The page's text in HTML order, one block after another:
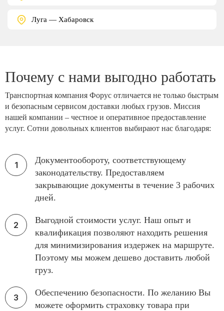
Луга — Хабаровск
Почему с нами выгодно работать
Транспортная компания Форус отличается не только быстрым
и безопасным сервисом доставки любых грузов. Миссия
нашей компании – честное и оперативное предоставление
услуг. Сотни довольных клиентов выбирают нас благодаря:
Документообороту, соответствующему
законодательству. Предоставляем
закрывающие документы в течение 3 рабочих
дней.
Выгодной стоимости услуг. Наш опыт и
квалификация позволяют находить решения
для минимизирования издержек на маршруте.
Поэтому мы можем дешево доставить любой
груз.
Обеспечению безопасности. По желанию Вы
можете оформить страховку товара при